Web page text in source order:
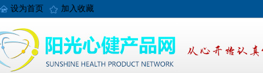
设为首页 加入收藏